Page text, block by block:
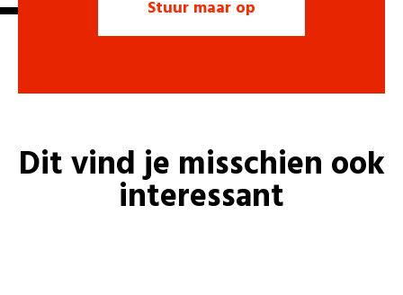
Dit vind je misschien ook
interessant